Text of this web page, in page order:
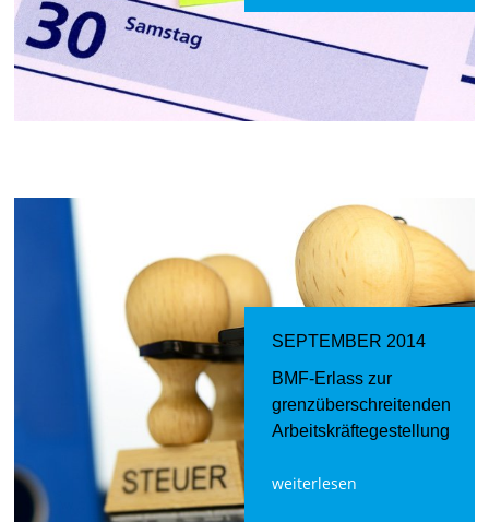
SEPTEMBER 2014
BMF-Erlass zur
grenzüberschreitenden
Arbeitskräftegestellung
weiterlesen